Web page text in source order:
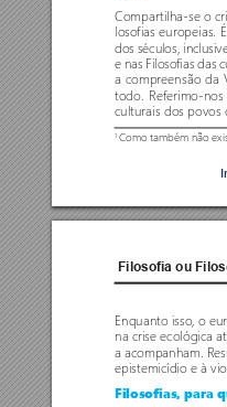
Compartilha-se o
losofias europeias.
dos séculos,
e nas Filosofias das
a compreensão da
todo. Referimo-
culturais dos povos
1 Como também não
Filosofia ou
Enquanto isso, o
na crise ecológica
a acompanham.
epistemicídio e à
Filosofias, para